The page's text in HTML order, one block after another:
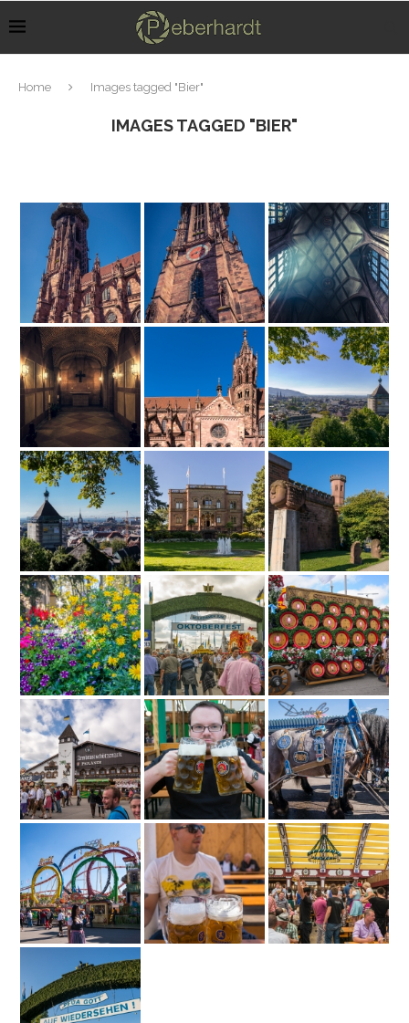
Home Images tagged "Bier"
IMAGES TAGGED "BIER"